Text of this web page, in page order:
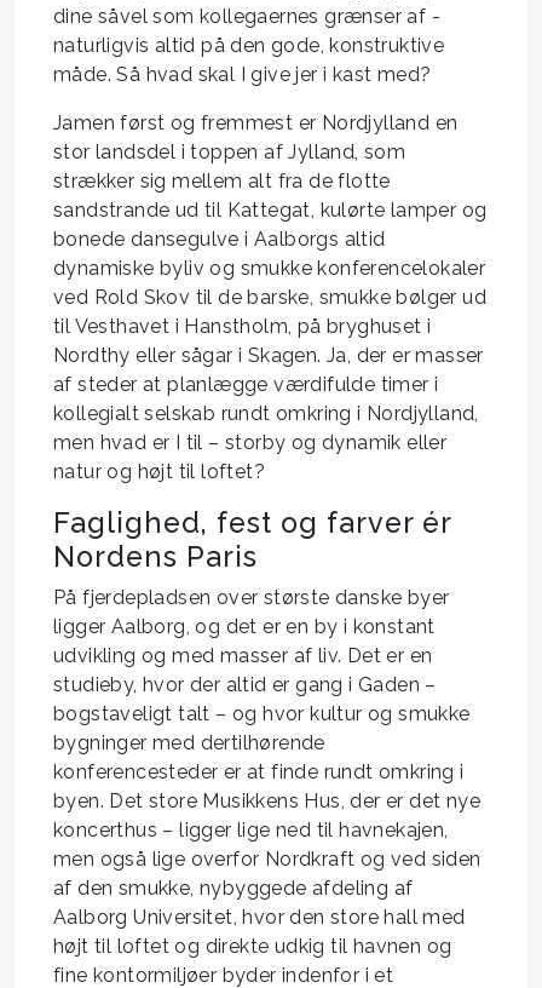
dine såvel som kollegaernes grænser af -
naturligvis altid på den gode, konstruktive
måde. Så hvad skal I give jer i kast med?
Jamen først og fremmest er Nordjylland en
stor landsdel i toppen af Jylland, som
strækker sig mellem alt fra de flotte
sandstrande ud til Kattegat, kulørte lamper og
bonede dansegulve i Aalborgs altid
dynamiske byliv og smukke konferencelokaler
ved Rold Skov til de barske, smukke bølger ud
til Vesthavet i Hanstholm, på bryghuset i
Nordthy eller sågar i Skagen. Ja, der er masser
af steder at planlægge værdifulde timer i
kollegialt selskab rundt omkring i Nordjylland,
men hvad er I til – storby og dynamik eller
natur og højt til loftet?
Faglighed, fest og farver ér
Nordens Paris
På fjerdepladsen over største danske byer
ligger Aalborg, og det er en by i konstant
udvikling og med masser af liv. Det er en
studieby, hvor der altid er gang i Gaden –
bogstaveligt talt – og hvor kultur og smukke
bygninger med dertilhørende
konferencesteder er at finde rundt omkring i
byen. Det store Musikkens Hus, der er det nye
koncerthus – ligger lige ned til havnekajen,
men også lige overfor Nordkraft og ved siden
af den smukke, nybyggede afdeling af
Aalborg Universitet, hvor den store hall med
højt til loftet og direkte udkig til havnen og
fine kontormiljøer byder indenfor i et